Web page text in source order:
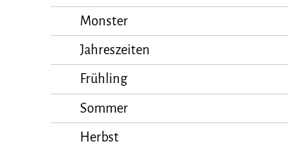
Monster
Jahreszeiten
Frühling
Sommer
Herbst